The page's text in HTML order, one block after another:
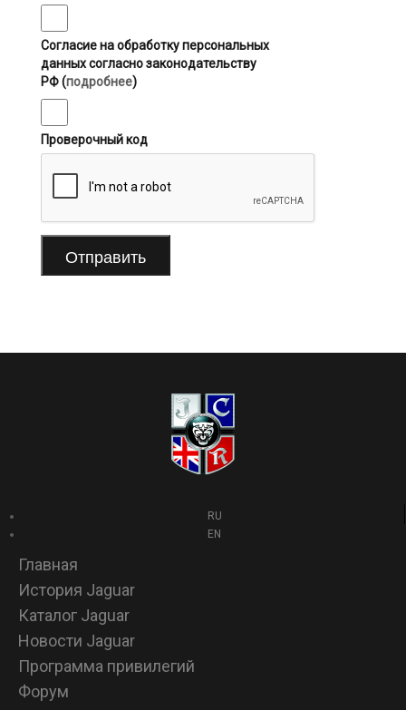
Согласие на обработку персональных
данных согласно законодательству
РФ (подробнее)
Проверочный код
RU
EN
Главная
История Jaguar
Каталог Jaguar
Новости Jaguar
Программа привилегий
Форум